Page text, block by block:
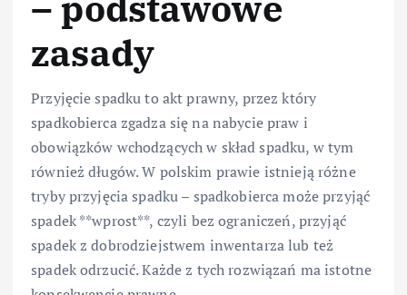
zasady
Przyjęcie spadku to akt prawny, przez który
spadkobierca zgadza się na nabycie praw i
obowiązków wchodzących w skład spadku, w tym
również długów. W polskim prawie istnieją różne
tryby przyjęcia spadku – spadkobierca może przyjąć
spadek **wprost**, czyli bez ograniczeń, przyjąć
spadek z dobrodziejstwem inwentarza lub też
spadek odrzucić. Każde z tych rozwiązań ma istotne